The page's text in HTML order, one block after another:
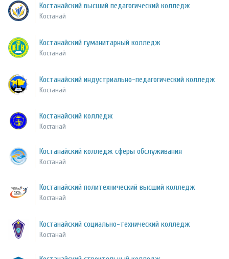
Костанайский высший педагогический колледж
Костанай
Костанайский гуманитарный колледж
Костанай
Костанайский индустриально-педагогический колледж
Костанай
Костанайский колледж
Костанай
Костанайский колледж сферы обслуживания
Костанай
Костанайский политехнический высший колледж
Костанай
Костанайский социально-технический колледж
Костанай